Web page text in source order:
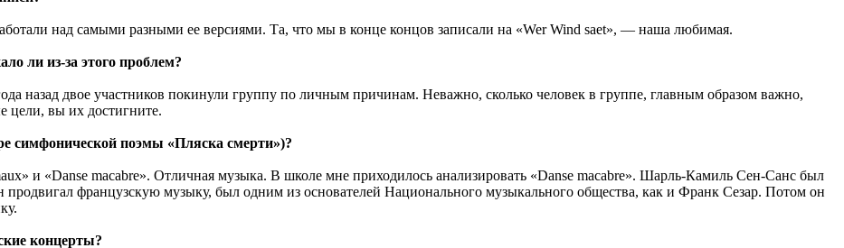
над самыми разными ее версиями. Та, что мы в конце концов записали на «Wer Wind saet», — наша любимая.
ли из-за этого проблем?
назад двое участников покинули группу по личным причинам. Неважно, сколько человек в группе, главным образом важно,
цели, вы их достигните.
симфонической поэмы «Пляска смерти»)?
и «Danse macabre». Отличная музыка. В школе мне приходилось анализировать «Danse macabre». Шарль-Камиль Сен-Санс был
французскую музыку, был одним из основателей Национального музыкального общества, как и Франк Сезар. Потом он
концерты?